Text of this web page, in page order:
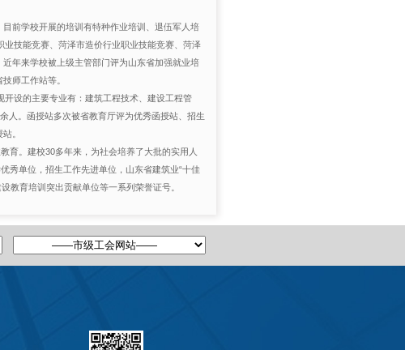
前学校开展的培训有特种作业培训、退伍军人培
技能竞赛、菏泽市造价行业职业技能竞赛、菏泽
年来学校被上级主管部门评为山东省加强就业培
师工作站等。
设的主要专业有：建筑工程技术、建设工程管
人。函授站多次被省教育厅评为优秀函授站、招生
。
育。建校30多年来，为社会培养了大批的实用人
秀单位，招生工作先进单位，山东省建筑业“十佳
教育培训突出贡献单位等一系列荣誉证号。